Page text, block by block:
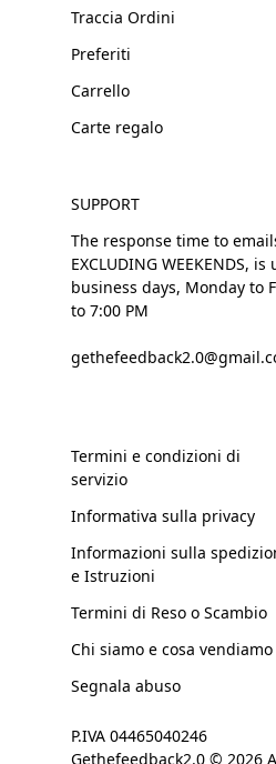
Traccia Ordini
Preferiti
Carrello
Carte regalo
SUPPORT
The response time to
EXCLUDING WEEKENDS,
business days, Monday to
to 7:00 PM
Termini e condizioni di
servizio
Informativa sulla privacy
Informazioni sulla
e Istruzioni
Termini di Reso o Scambio
Chi siamo e cosa vendiamo
Segnala abuso
P.IVA 04465040246
Gethefeedback2.0 © 2026